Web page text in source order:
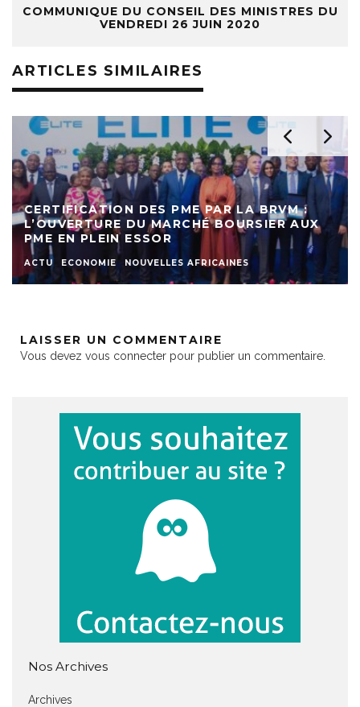
COMMUNIQUE DU CONSEIL DES MINISTRES DU
VENDREDI 26 JUIN 2020
ARTICLES SIMILAIRES
CERTIFICATION DES PME PAR LA BRVM :
L’OUVERTURE DU MARCHÉ BOURSIER AUX
PME EN PLEIN ESSOR
ACTU ECONOMIE NOUVELLES AFRICAINES
LAISSER UN COMMENTAIRE
Vous devez vous connecter pour publier un commentaire.
Nos Archives
Archives